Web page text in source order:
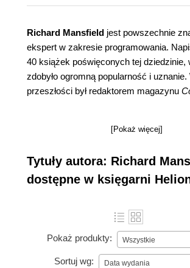
Richard Mansfield jest powszechnie
ekspert w zakresie programowania.
40 książek poświęconych tej dziedzinie,
zdobyło ogromną popularność i uznanie.
przeszłości był redaktorem magazynu
[Pokaż więcej]
Tytuły autora: Richard
dostępne w księgarni
Pokaż produkty: Wszystkie
Sortuj wg: Data wydania